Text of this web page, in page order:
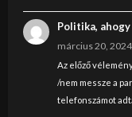
Politika,
március 20, 2024
Az előző
/nem messze a
telefonszámot